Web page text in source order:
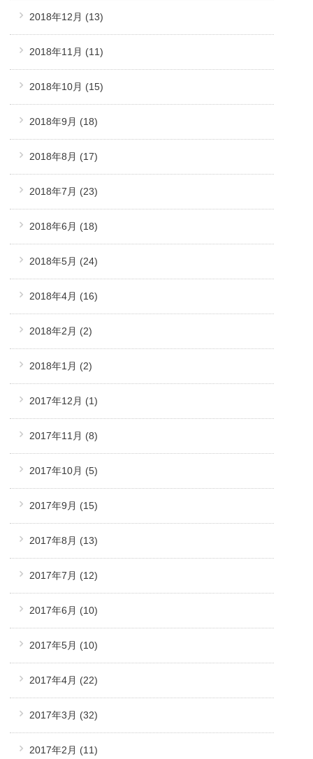
2018年12月 (13)
2018年11月 (11)
2018年10月 (15)
2018年9月 (18)
2018年8月 (17)
2018年7月 (23)
2018年6月 (18)
2018年5月 (24)
2018年4月 (16)
2018年2月 (2)
2018年1月 (2)
2017年12月 (1)
2017年11月 (8)
2017年10月 (5)
2017年9月 (15)
2017年8月 (13)
2017年7月 (12)
2017年6月 (10)
2017年5月 (10)
2017年4月 (22)
2017年3月 (32)
2017年2月 (11)